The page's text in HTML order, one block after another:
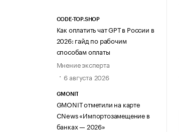
CODE-TOP.SHOP
Как оплатить чат GPT в России в
2026: гайд по рабочим
способам оплаты
Мнение эксперта
6 августа 2026
GMONIT
GMONIT отметили на карте
CNews «Импортозамещение в
банках — 2026»